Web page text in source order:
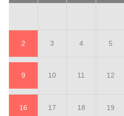
2 3 4 5
9 10 11 12
16 17 18 19